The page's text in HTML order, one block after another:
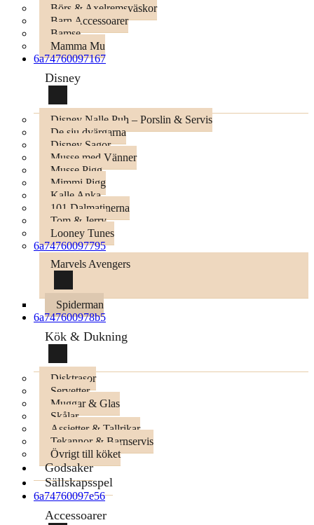
Börs & Axelremsväskor
Barn Accessoarer
Bamse
Mamma Mu
6a74760097167
Disney
Disney Nalle Puh – Porslin & Servis
De sju dvärgarna
Disney Sagor
Musse med Vänner
Musse Pigg
Mimmi Pigg
Kalle Anka
101 Dalmatinerna
Tom & Jerry
Looney Tunes
6a74760097795
Marvels Avengers
Spiderman
6a747600978b5
Kök & Dukning
Disktrasor
Servetter
Muggar & Glas
Skålar
Assietter & Tallrikar
Tekannor & Barnservis
Övrigt till köket
Godsaker
Sällskapsspel
6a74760097e56
Accessoarer